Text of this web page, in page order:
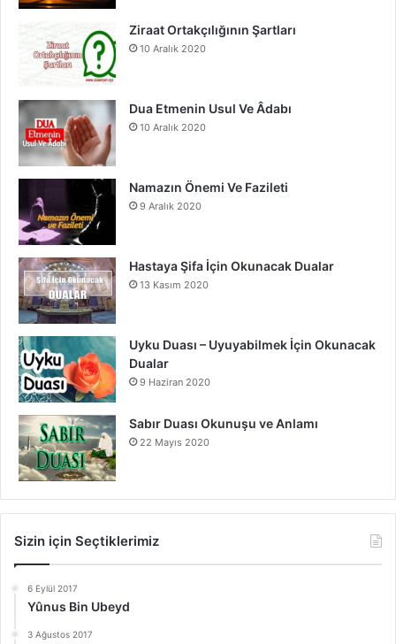
o
e
r
Ziraat Ortakçılığının Şartları
10 Aralık 2020
Dua Etmenin Usul Ve Âdabı
10 Aralık 2020
Namazın Önemi Ve Fazileti
9 Aralık 2020
Hastaya Şifa İçin Okunacak Dualar
13 Kasım 2020
Uyku Duası – Uyuyabilmek İçin Okunacak
Dualar
9 Haziran 2020
Sabır Duası Okunuşu ve Anlamı
22 Mayıs 2020
Sizin için Seçtiklerimiz
6 Eylül 2017
Yûnus Bin Ubeyd
3 Ağustos 2017